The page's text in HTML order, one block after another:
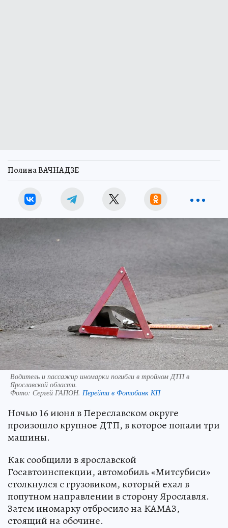
Полина ВАЧНАДЗЕ
Водитель и пассажир иномарки погибли в тройном ДТП в
Ярославской области.
Фото: Сергей ГАПОН. Перейти в Фотобанк КП
Ночью 16 июня в Переславском округе
произошло крупное ДТП, в которое попали три
машины.
Как сообщили в ярославской
Госавтоинспекции, автомобиль «Митсубиси»
столкнулся с грузовиком, который ехал в
попутном направлении в сторону Ярославля.
Затем иномарку отбросило на КАМАЗ,
стоящий на обочине.